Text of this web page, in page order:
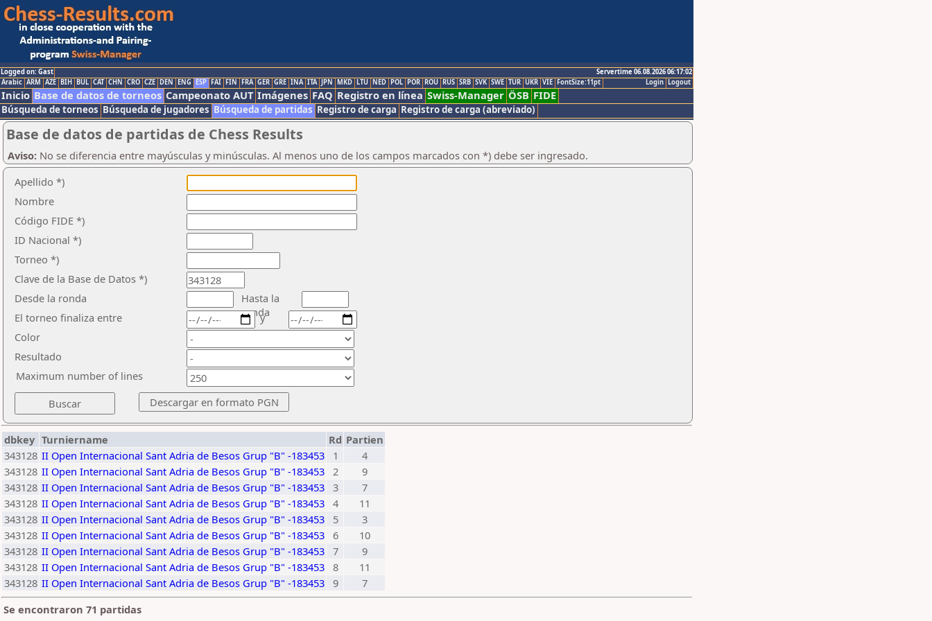
Logged on: Gast
Servertime 06.08.2026 06:17:02
Logout
Login
Arabic ARM AZE BIH BUL CAT CHN CRO CZE DEN ENG ESP FAI FIN FRA GER GRE INA ITA JPN MKD LTU NED POL POR ROU RUS SRB SVK SWE TUR UKR VIE FontSize:11pt
Inicio Base de datos de torneos Campeonato AUT Imágenes FAQ Registro en línea Swiss-Manager ÖSB FIDE
Búsqueda de torneos Búsqueda de jugadores Búsqueda de partidas Registro de carga Registro de carga (abreviado)
Base de datos de partidas de Chess Results
Aviso: No se diferencia entre mayúsculas y minúsculas. Al menos uno de los campos marcados con *) debe ser ingresado.
Apellido *)
Nombre
Código FIDE *)
ID Nacional *)
Torneo *)
Clave de la Base de Datos *)
Desde la ronda
Hasta la
ronda
El torneo finaliza entre
Color
Resultado
y
Maximum number of lines
dbkey Turniername Rd Partien
343128 II Open Internacional Sant Adria de Besos Grup "B" -183453 1
4
343128 II Open Internacional Sant Adria de Besos Grup "B" -183453 2
9
343128 II Open Internacional Sant Adria de Besos Grup "B" -183453 3
7
343128 II Open Internacional Sant Adria de Besos Grup "B" -183453 4
11
343128 II Open Internacional Sant Adria de Besos Grup "B" -183453 5
3
343128 II Open Internacional Sant Adria de Besos Grup "B" -183453 6
10
343128 II Open Internacional Sant Adria de Besos Grup "B" -183453 7
9
343128 II Open Internacional Sant Adria de Besos Grup "B" -183453 8
11
343128 II Open Internacional Sant Adria de Besos Grup "B" -183453 9
7
Se encontraron 71 partidas